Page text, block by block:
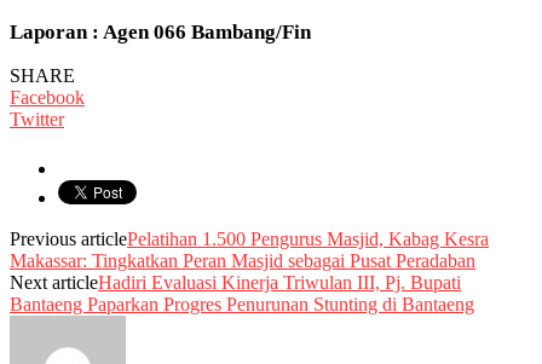
Laporan : Agen 066 Bambang/Fin
SHARE
Facebook
Twitter
Previous articlePelatihan 1.500 Pengurus Masjid, Kabag Kesra
Makassar: Tingkatkan Peran Masjid sebagai Pusat Peradaban
Next articleHadiri Evaluasi Kinerja Triwulan III, Pj. Bupati
Bantaeng Paparkan Progres Penurunan Stunting di Bantaeng